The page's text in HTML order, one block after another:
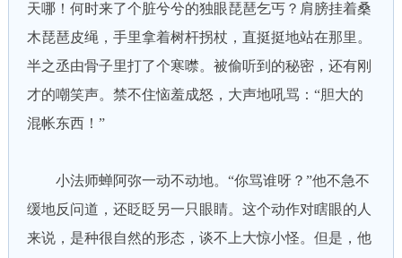
天哪！何时来了个脏兮兮的独眼琵琶乞丐？肩膀挂着桑
木琵琶皮绳，手里拿着树杆拐杖，直挺挺地站在那里。
半之丞由骨子里打了个寒噤。被偷听到的秘密，还有刚
才的嘲笑声。禁不住恼羞成怒，大声地吼骂：“胆大的
混帐东西！”
小法师蝉阿弥一动不动地。“你骂谁呀？”他不急不
缓地反问道，还眨眨另一只眼睛。这个动作对瞎眼的人
来说，是种很自然的形态，谈不上大惊小怪。但是，他